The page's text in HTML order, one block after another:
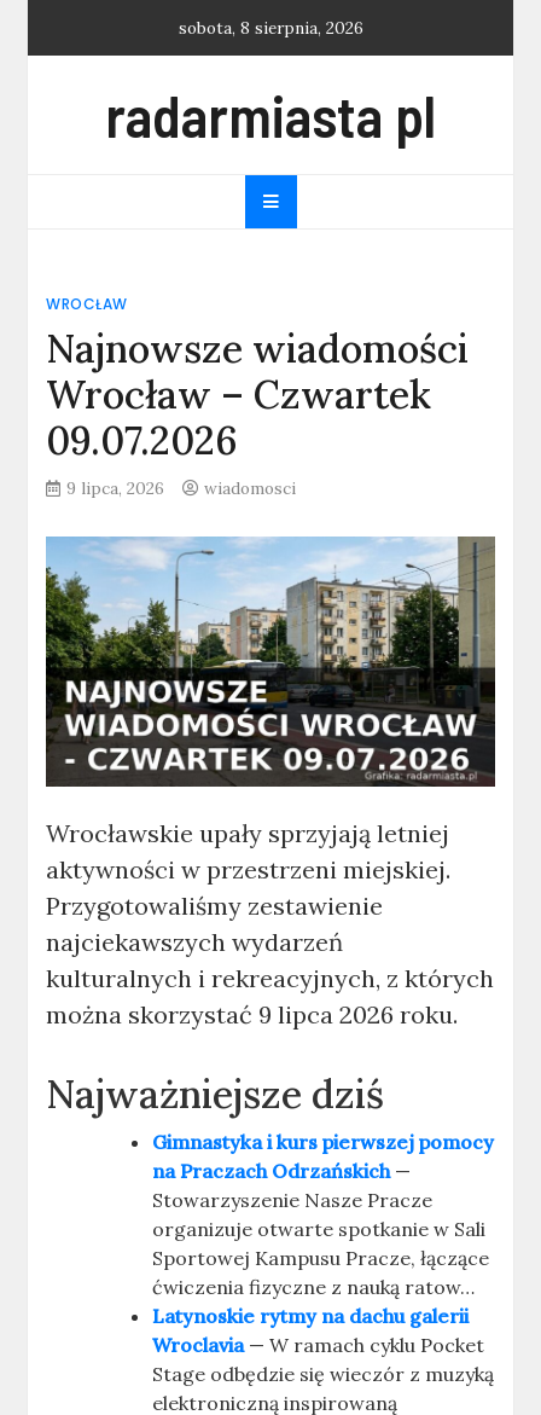
sobota, 8 sierpnia, 2026
radarmiasta pl
WROCŁAW
Najnowsze wiadomości
Wrocław – Czwartek
09.07.2026
9 lipca, 2026 wiadomosci
Wrocławskie upały sprzyjają letniej
aktywności w przestrzeni miejskiej.
Przygotowaliśmy zestawienie
najciekawszych wydarzeń
kulturalnych i rekreacyjnych, z których
można skorzystać 9 lipca 2026 roku.
Najważniejsze dziś
Gimnastyka i kurs pierwszej pomocy
na Praczach Odrzańskich—
Stowarzyszenie Nasze Pracze
organizuje otwarte spotkanie w Sali
Sportowej Kampusu Pracze, łączące
ćwiczenia fizyczne z nauką ratow…
Latynoskie rytmy na dachu galerii
Wroclavia— W ramach cyklu Pocket
Stage odbędzie się wieczór z muzyką
elektroniczną inspirowaną